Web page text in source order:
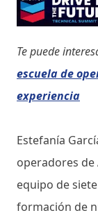
Te puede
escuela de
experiencia
Estefanía
operadores
equipo de
formación de